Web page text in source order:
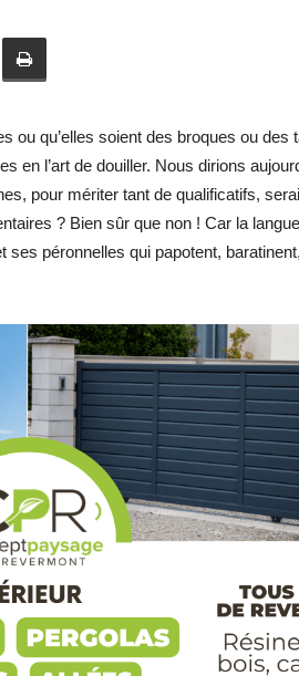
toute
locale
ou qu’elles soient des broques ou des
en l’art de douiller. Nous dirions
pour mériter tant de qualificatifs,
? Bien sûr que non ! Car la
péronnelles qui papotent,